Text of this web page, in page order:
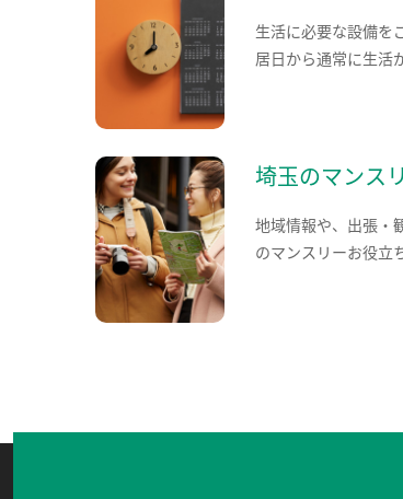
生活に必要な設備を
居日から通常に生活
埼玉のマンス
地域情報や、出張・
のマンスリーお役立